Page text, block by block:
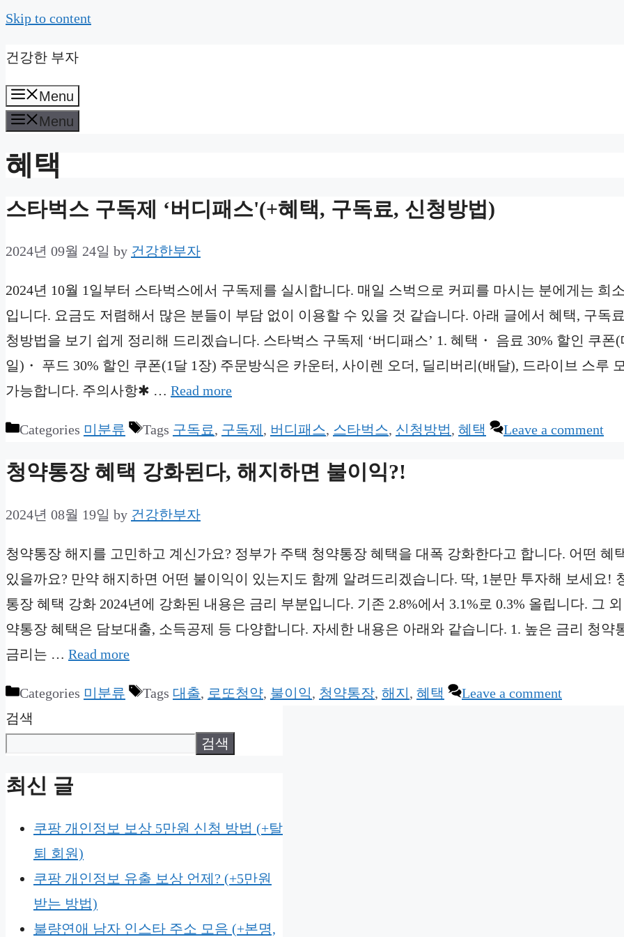
Skip to content
건강한 부자
Menu
Menu
혜택
스타벅스 구독제 ‘버디패스'(+혜택, 구독료, 신청방법)
2024년 09월 24일 by 건강한부자
2024년 10월 1일부터 스타벅스에서 구독제를 실시합니다. 매일 스벅으로 커피를 마시는 분에게는 희
입니다. 요금도 저렴해서 많은 분들이 부담 없이 이용할 수 있을 것 같습니다. 아래 글에서 혜택, 구독
청방법을 보기 쉽게 정리해 드리겠습니다. 스타벅스 구독제 ‘버디패스’ 1. 혜택・ 음료 30% 할인 쿠폰(
일)・ 푸드 30% 할인 쿠폰(1달 1장) 주문방식은 카운터, 사이렌 오더, 딜리버리(배달), 드라이브 스루
가능합니다. 주의사항✱ … Read more
Categories 미분류 Tags 구독료, 구독제 , 버디패스, 스타벅스, 신청방법, 혜택 Leave a comment
청약통장 혜택 강화된다, 해지하면 불이익?!
2024년 08월 19일 by 건강한부자
청약통장 해지를 고민하고 계신가요? 정부가 주택 청약통장 혜택을 대폭 강화한다고 합니다. 어떤 혜
있을까요? 만약 해지하면 어떤 불이익이 있는지도 함께 알려드리겠습니다. 딱, 1분만 투자해 보세요!
통장 혜택 강화 2024년에 강화된 내용은 금리 부분입니다. 기존 2.8%에서 3.1%로 0.3% 올립니다. 그
약통장 혜택은 담보대출, 소득공제 등 다양합니다. 자세한 내용은 아래와 같습니다. 1. 높은 금리 청약
금리는 … Read more
Categories 미분류 Tags 대출, 로또청약, 불이익, 청약통장, 해지 , 혜택
Leave a comment
검색
검색
최신 글
쿠팡 개인정보 보상 5만원 신청 방법 (+탈
퇴 회원)
쿠팡 개인정보 유출 보상 언제? (+5만원
받는 방법)
불량연애 남자 인스타 주소 모음 (+본명,